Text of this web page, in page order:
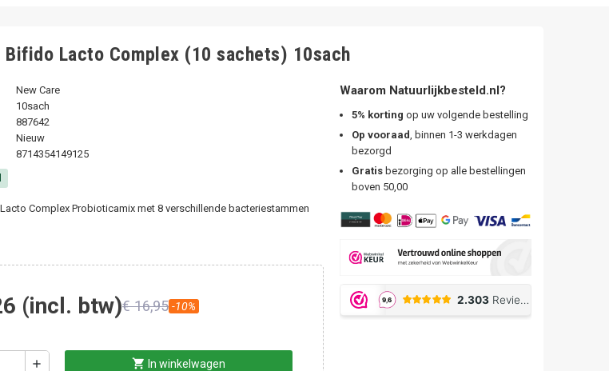
Bifido Lacto Complex (10 sachets) 10sach
New Care
10sach
887642
Nieuw
8714354149125
Complex Probioticamix met 8 verschillende bacteriestammen
(incl. btw)€ 16,95 -10%
add shopping_cart In winkelwagen
Waarom Natuurlijkbesteld.nl?
5% korting op uw volgende bestelling
Op vooraad, binnen 1-3 werkdagen
bezorgd
Gratisbezorging op alle bestellingen
boven 50,00